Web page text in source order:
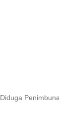
Diduga